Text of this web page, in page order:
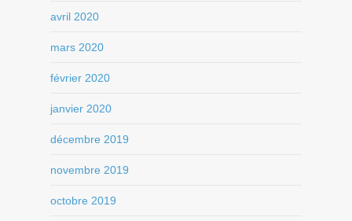
avril 2020
mars 2020
février 2020
janvier 2020
décembre 2019
novembre 2019
octobre 2019